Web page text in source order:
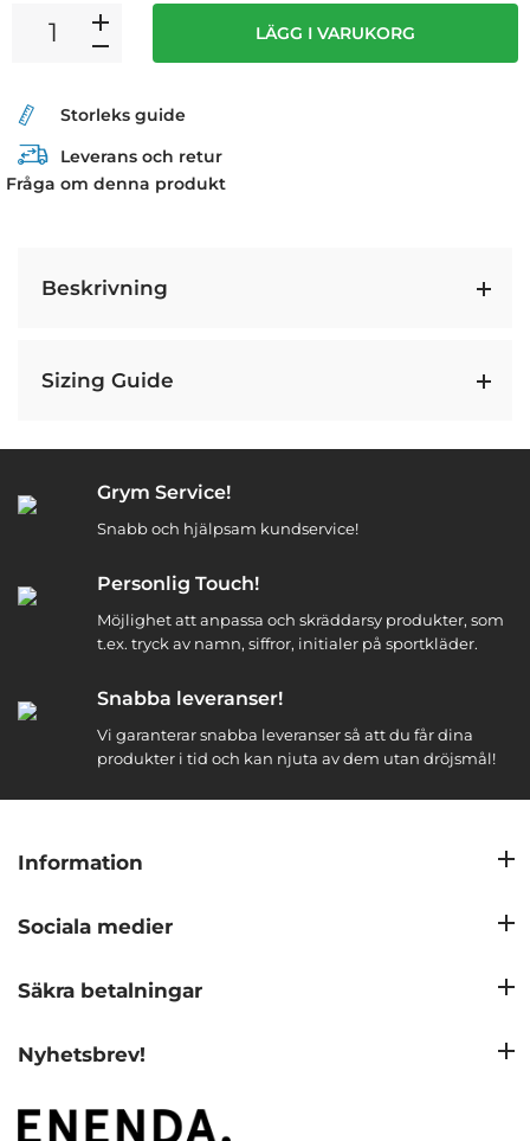
LÄGG I VARUKORG
Storleks guide
Leverans och retur
Fråga om denna produkt
Beskrivning
Sizing Guide
Grym Service!
Snabb och hjälpsam kundservice!
Personlig Touch!
Möjlighet att anpassa och skräddarsy produkter, som
t.ex. tryck av namn, siffror, initialer på sportkläder.
Snabba leveranser!
Vi garanterar snabba leveranser så att du får dina
produkter i tid och kan njuta av dem utan dröjsmål!
Information
Sociala medier
Säkra betalningar
Nyhetsbrev!